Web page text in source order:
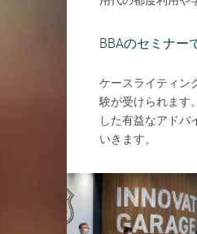
BBAのセミナー
ケースライティン
験が受けられます
した有益なアドバ
いきます。